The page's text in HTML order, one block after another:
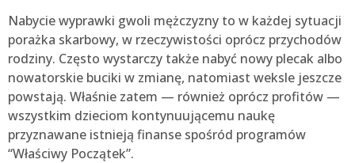
Nabycie wyprawki gwoli mężczyzny to w każdej sytuacji
porażka skarbowy, w rzeczywistości oprócz przychodów
rodziny. Często wystarczy także nabyć nowy plecak albo
nowatorskie buciki w zmianę, natomiast weksle jeszcze
powstają. Właśnie zatem — również oprócz profitów —
wszystkim dzieciom kontynuującemu naukę
przyznawane istnieją finanse spośród programów
“Właściwy Początek”.